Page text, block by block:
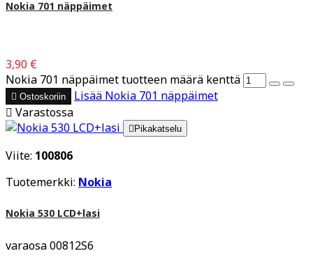
Nokia 701 näppäimet
3,90 €
Nokia 701 näppäimet tuotteen määrä kenttä
 Ostoskoriin Lisää Nokia 701 näppäimet
 Varastossa
 Pikakatselu
Viite: 100806
Tuotemerkki: Nokia
Nokia 530 LCD+lasi
varaosa 00812S6